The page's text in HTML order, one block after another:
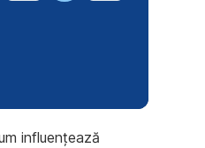
influențează